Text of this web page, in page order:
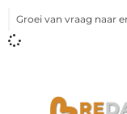
Groei van vraag naar